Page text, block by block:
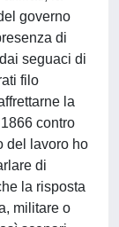
governo
di
seguaci di
filo
la
contro
del lavoro ho
di
la risposta
militare o